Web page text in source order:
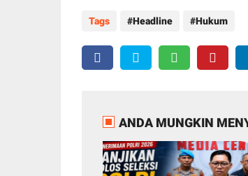
Tags Headline Hukum
ANDA MUNGKIN